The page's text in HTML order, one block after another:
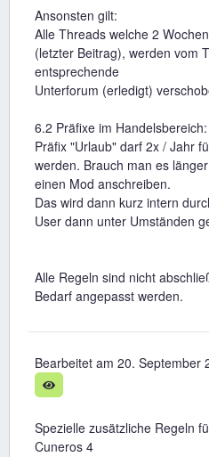
Ansonsten gilt:
Alle Threads welche 2
(letzter Beitrag), werden vom
entsprechende
Unterforum (erledigt)
6.2 Präfixe im Handelsbereich:
Präfix "Urlaub" darf 2x / Jahr
werden. Brauch man es
einen Mod anschreiben.
Das wird dann kurz intern
User dann unter Umständen
Alle Regeln sind nicht
Bedarf angepasst werden.
Bearbeitet am 20. September
Spezielle zusätzliche Regeln
Cuneros 4